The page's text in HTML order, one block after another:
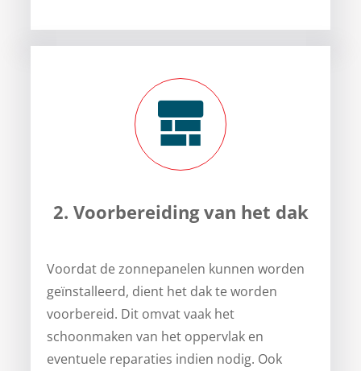
2. Voorbereiding van het dak
Voordat de zonnepanelen kunnen worden
geïnstalleerd, dient het dak te worden
voorbereid. Dit omvat vaak het
schoonmaken van het oppervlak en
eventuele reparaties indien nodig. Ook